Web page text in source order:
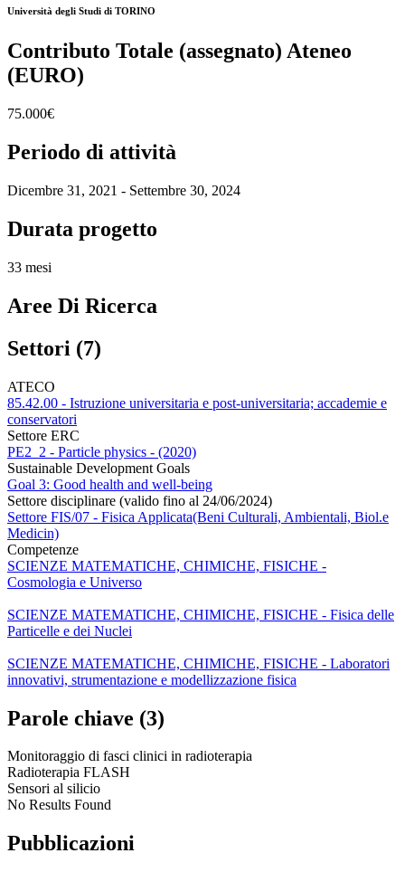
Università degli Studi di TORINO
Contributo Totale (assegnato) Ateneo
(EURO)
75.000€
Periodo di attività
Dicembre 31, 2021 - Settembre 30, 2024
Durata progetto
33 mesi
Aree Di Ricerca
Settori (7)
ATECO
85.42.00 - Istruzione universitaria e post-universitaria; accademie e
conservatori
Settore ERC
PE2_2 - Particle physics - (2020)
Sustainable Development Goals
Goal 3: Good health and well-being
Settore disciplinare (valido fino al 24/06/2024)
Settore FIS/07 - Fisica Applicata(Beni Culturali, Ambientali, Biol.e
Medicin)
Competenze
SCIENZE MATEMATICHE, CHIMICHE, FISICHE -
Cosmologia e Universo
SCIENZE MATEMATICHE, CHIMICHE, FISICHE - Fisica delle
Particelle e dei Nuclei
SCIENZE MATEMATICHE, CHIMICHE, FISICHE - Laboratori
innovativi, strumentazione e modellizzazione fisica
Parole chiave (3)
Monitoraggio di fasci clinici in radioterapia
Radioterapia FLASH
Sensori al silicio
No Results Found
Pubblicazioni